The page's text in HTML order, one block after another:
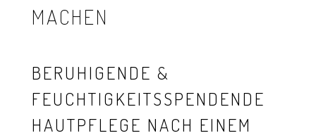
MACHEN
BERUHIGENDE &
FEUCHTIGKEITSSPENDENDE
HAUTPFLEGE NACH EINEM